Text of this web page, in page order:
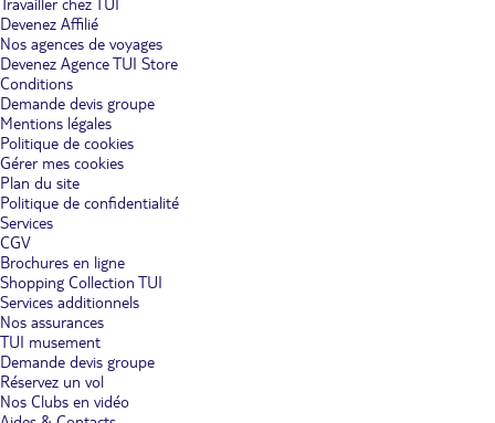
Travailler chez TUI
Devenez Affilié
Nos agences de voyages
Devenez Agence TUI Store
Conditions
Demande devis groupe
Mentions légales
Politique de cookies
Gérer mes cookies
Plan du site
Politique de confidentialité
Services
CGV
Brochures en ligne
Shopping Collection TUI
Services additionnels
Nos assurances
TUI musement
Demande devis groupe
Réservez un vol
Nos Clubs en vidéo